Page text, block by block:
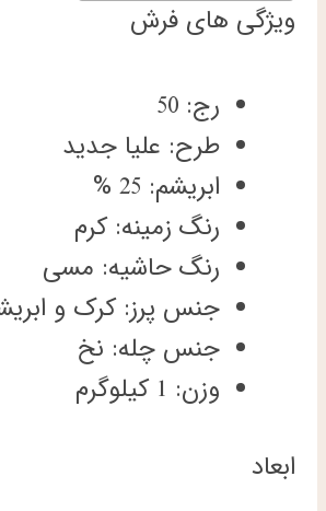
ویژگی های فرش
رج: 50
طرح: علیا جدید
ابریشم: 25 %
رنگ زمینه: کرم
رنگ حاشیه: مسی
جنس پرز: کرک و
جنس چله: نخ
وزن: 1 کیلوگرم
ابعاد